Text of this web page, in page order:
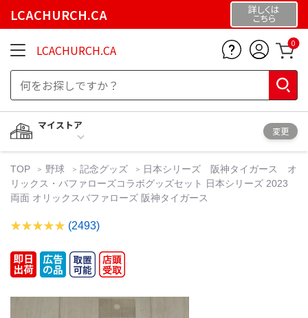
LCACHURCH.CA 詳しくは
こちら
LCACHURCH.CA 0
マイストア
変更
TOP 野球 記念グッズ
日本シリーズ 阪神タイガース オ
リックス・バファローズコラボグッズセット 日本シリーズ 2023
両面 オリックスバファローズ 阪神タイガース
(2493)